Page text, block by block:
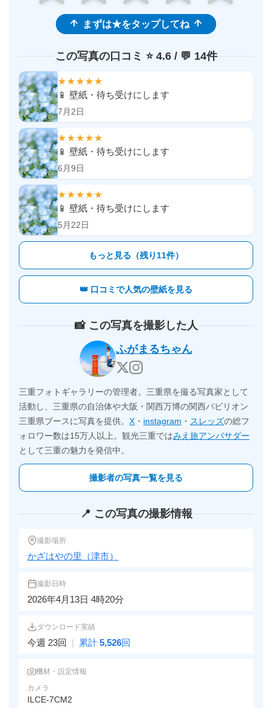
まずは★をタップしてね
この写真の口コミ ⭐️ 4.6 / 💬 14件
★★★★★
📱 壁紙・待ち受けにします
7月2日
★★★★★
📱 壁紙・待ち受けにします
6月9日
★★★★★
📱 壁紙・待ち受けにします
5月22日
もっと見る（残り11件）
👑 口コミで人気の壁紙を見る
📸 この写真を撮影した人
ふがまるちゃん
三重フォトギャラリーの管理者。三重県を撮る写真家として
活動し、三重県の自治体や大阪・関西万博の関西パビリオン
三重県ブースに写真を提供。 X ・ instagram ・ スレッズの総フ
ォロワー数は15万人以上。観光三重ではみえ旅アンバサダー
として三重の魅力を発信中。
撮影者の写真一覧を見る
📍 この写真の撮影情報
撮影場所
かざはやの里（津市）
撮影日時
2026年4月13日 4時20分
ダウンロード実績
今週 23回 | 累計 5,526回
機材・設定情報
カメラ
ILCE-7CM2